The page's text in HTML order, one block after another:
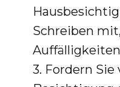
Schreiben
3. Fordern Sie